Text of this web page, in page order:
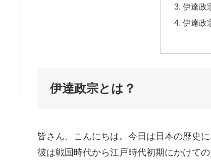
伊達政
伊達政
伊達政宗とは？
皆さん、こんにちは。今日は日本の歴史
彼は戦国時代から江戸時代初期にかけて